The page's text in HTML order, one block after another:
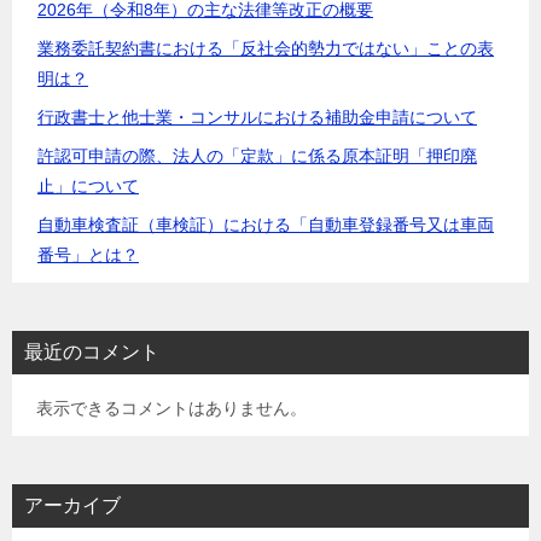
2026年（令和8年）の主な法律等改正の概要
業務委託契約書における「反社会的勢力ではない」ことの表
明は？
行政書士と他士業・コンサルにおける補助金申請について
許認可申請の際、法人の「定款」に係る原本証明「押印廃
止」について
自動車検査証（車検証）における「自動車登録番号又は車両
番号」とは？
最近のコメント
表示できるコメントはありません。
アーカイブ